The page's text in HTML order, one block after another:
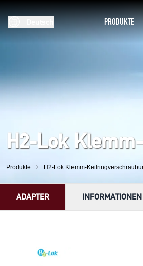
PRODUKTE
H2-Lok
Produkte H2-Lok Klemm-
ADAPTER INFORMATIONEN